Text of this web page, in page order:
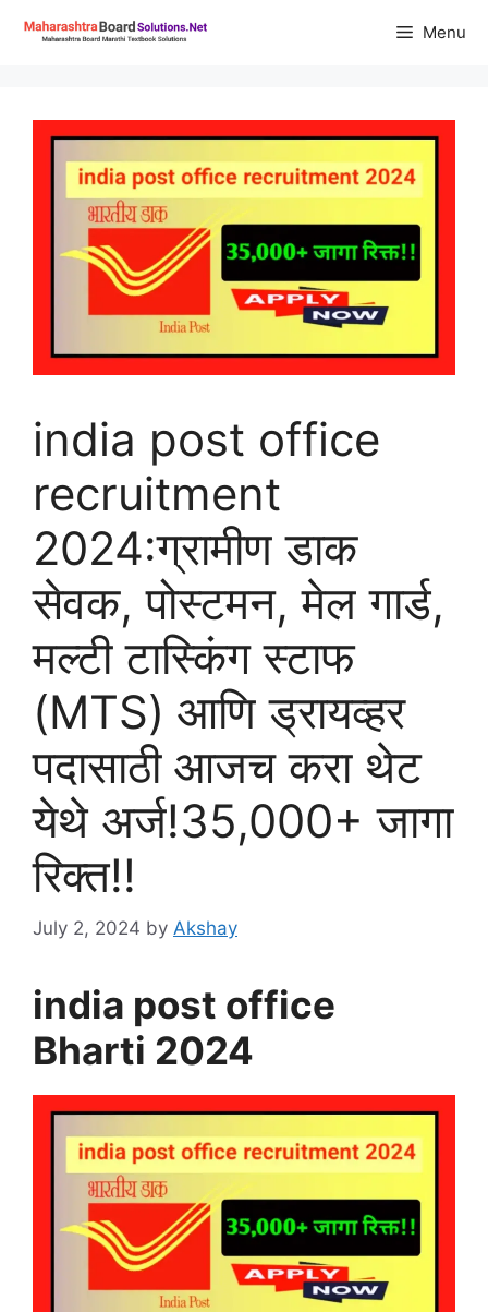
Menu
india post office
recruitment
2024:ग्रामीण डाक
सेवक, पोस्टमन, मेल गार्ड,
मल्टी टास्किंग स्टाफ
(MTS) आणि ड्रायव्हर
पदासाठी आजच करा थेट
येथे अर्ज!35,000+ जागा
रिक्त!!
July 2, 2024 by Akshay
india post office
Bharti 2024